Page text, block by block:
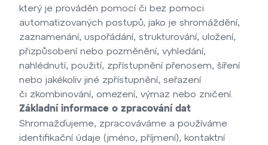
který je prováděn pomocí či bez pomoci
automatizovaných postupů, jako je shromáždění,
zaznamenání, uspořádání, strukturování, uložení,
přizpůsobení nebo pozměnění, vyhledání,
nahlédnutí, použití, zpřístupnění přenosem, šíření
nebo jakékoliv jiné zpřístupnění, seřazení
či zkombinování, omezení, výmaz nebo zničení.
Základní informace o zpracování dat
Shromažďujeme, zpracováváme a používáme
identifikační údaje (jméno, příjmení), kontaktní